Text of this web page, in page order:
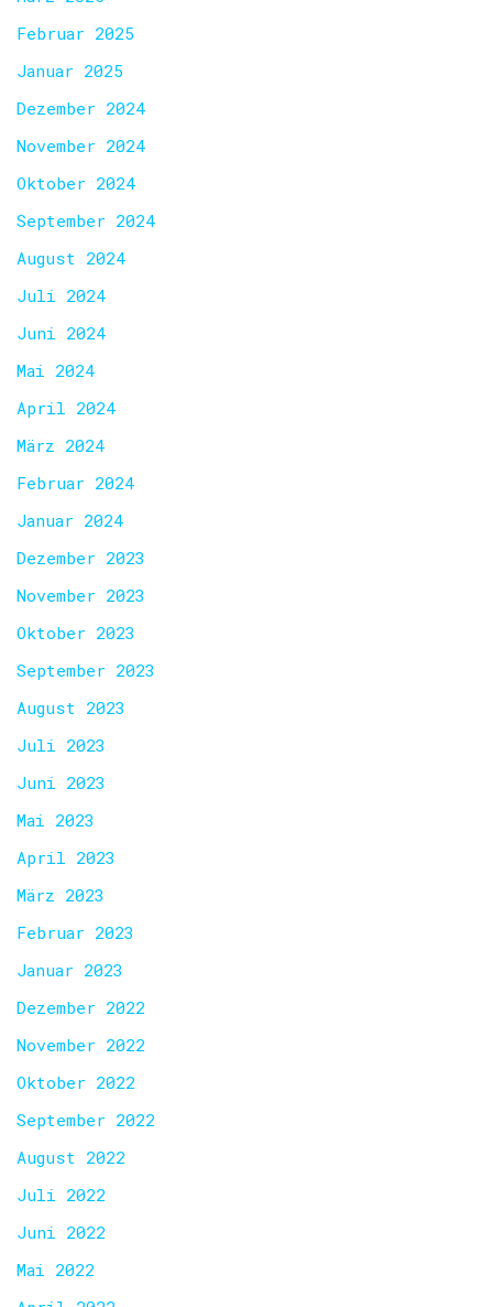
Februar 2025
Januar 2025
Dezember 2024
November 2024
Oktober 2024
September 2024
August 2024
Juli 2024
Juni 2024
Mai 2024
April 2024
März 2024
Februar 2024
Januar 2024
Dezember 2023
November 2023
Oktober 2023
September 2023
August 2023
Juli 2023
Juni 2023
Mai 2023
April 2023
März 2023
Februar 2023
Januar 2023
Dezember 2022
November 2022
Oktober 2022
September 2022
August 2022
Juli 2022
Juni 2022
Mai 2022